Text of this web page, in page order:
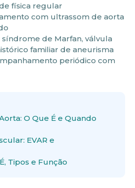
física regular
com ultrassom de aorta
síndrome de Marfan, válvula
familiar de aneurisma
periódico com
O Que É e Quando
EVAR e
Tipos e Função